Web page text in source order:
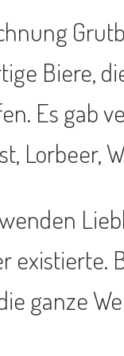
Biere,
Es gab
Lorbeer,
existierte.
ganze